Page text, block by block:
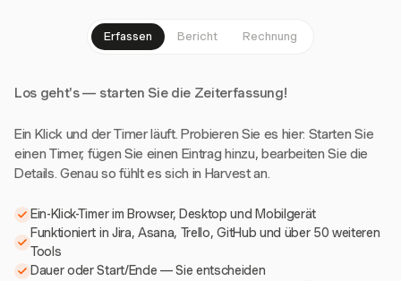
Erfassen Bericht Rechnung
Los geht's — starten Sie die Zeiterfassung!
Ein Klick und der Timer läuft. Probieren Sie es hier: Starten Sie
einen Timer, fügen Sie einen Eintrag hinzu, bearbeiten Sie die
Details. Genau so fühlt es sich in Harvest an.
Ein-Klick-Timer im Browser, Desktop und Mobilgerät
Funktioniert in Jira, Asana, Trello, GitHub und über 50 weiteren
Tools
Dauer oder Start/Ende — Sie entscheiden